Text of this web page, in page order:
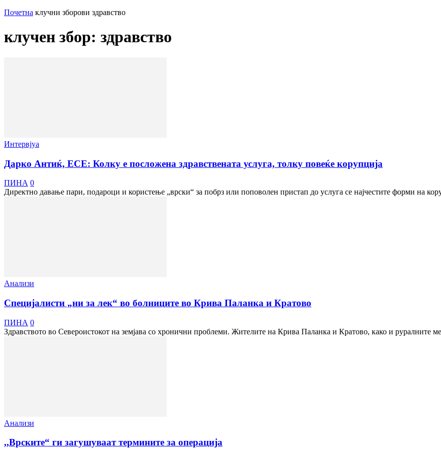
Почетна клучни зборови здравство
клучен збор: здравство
Интервјуа
Дарко Антиќ, ЕСЕ: Колку е посложена здравствената услуга, толку повеќе корупција
ПИНА 0
Директно давање пари, подароци и користење „врски“ за побрз или поповолен пристап до услуга се најчестите форми на
Анализи
Специјалисти „ни за лек“ во болниците во Крива Паланка и Кратово
ПИНА 0
Здравството во Североистокот на земјава со хронични проблеми. Жителите на Крива Паланка и Кратово, како и руралните
Анализи
,,Врските“ ги загушуваат термините за операција